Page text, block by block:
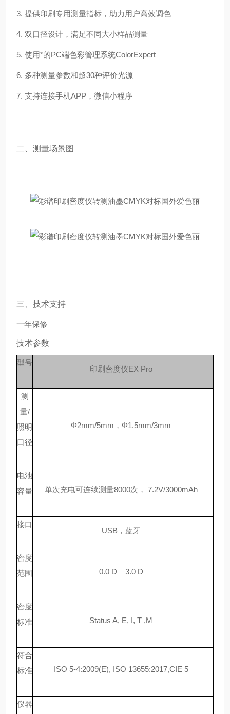
3. 提供印刷专用测量指标，助力用户高效调色
4. 双口径设计，满足不同大小样品测量
5. 使用*的PC端色彩管理系统ColorExpert
6. 多种测量参数和超30种评价光源
7. 支持连接手机APP，微信小程序
二、测量场景图
三、技术支持
一年保修
技术参数
型号
印刷密度仪EX Pro
测
量/
照明
口径
Φ2mm/5mm，Φ1.5mm/3mm
电池
容量
单次充电可连续测量8000次， 7.2V/3000mAh
接口
USB，蓝牙
密度
范围
0.0 D – 3.0 D
密度
标准
Status A, E, I, T ,M
符合
标准
ISO 5-4:2009(E), ISO 13655:2017,CIE 5
仪器